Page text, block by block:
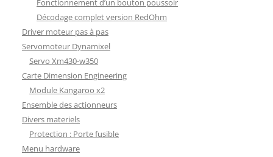
Fonctionnement d’un bouton poussoir
Décodage complet version RedOhm
Driver moteur pas à pas
Servomoteur Dynamixel
Servo Xm430-w350
Carte Dimension Engineering
Module Kangaroo x2
Ensemble des actionneurs
Divers materiels
Protection : Porte fusible
Menu hardware